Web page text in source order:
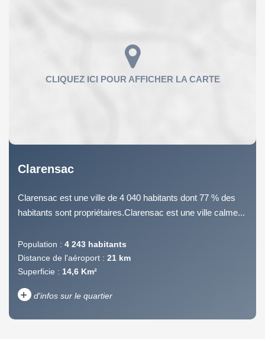
Clarensac
Clarensac est une ville de 4 040 habitants dont 77 % des
habitants sont propriétaires.Clarensac est une ville calme...
Population : 4 243 habitants
Distance de l'aéroport : 21 km
Superficie : 14,6 Km²
+ d'infos sur le quartier